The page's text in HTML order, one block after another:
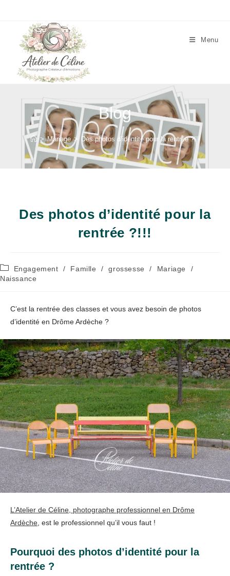
Menu
Blog
> Mariage > Des photos d’identité pour la rentrée ?!!!
Des photos d’identité pour la
rentrée ?!!!
Post
category:
Engagement / Famille / grossesse / Mariage
/
Naissance
C’est la rentrée des classes et vous avez besoin de photos
d’identité en Drôme Ardèche ?
L’Atelier de Céline, photographe professionnel en Drôme
Ardèche , est le professionnel qu’il vous faut !
Pourquoi des photos d’identité pour la
rentrée ?